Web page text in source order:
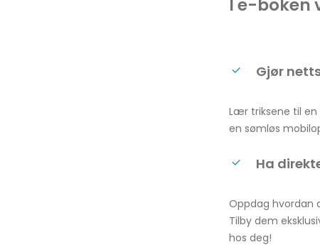
I e-boken
Gjør
Lær triksene til en
en sømløs
Ha
Oppdag hvordan
Tilby dem
hos deg!